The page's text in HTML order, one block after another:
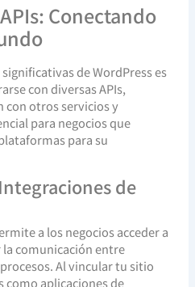
Conectando
de WordPress es
con diversas APIs,
otros servicios y
para negocios que
para su
de
a los negocios acceder a
comunicación entre
Al vincular tu sitio
como aplicaciones de